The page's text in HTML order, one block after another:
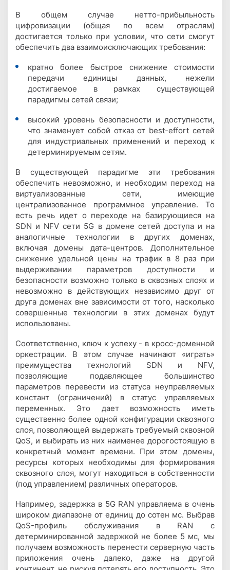
В общем случае нетто-прибыльность
цифровизации (общая по всем отраслям)
достигается только при условии, что сети смогут
обеспечить два взаимоисключающих требования:
кратно более быстрое снижение стоимости
передачи единицы данных, нежели
достигаемое в рамках существующей
парадигмы сетей связи;
высокий уровень безопасности и доступности,
что знаменует собой отказ от best-effort сетей
для индустриальных применений и переход к
детерминируемым сетям.
В существующей парадигме эти требования
обеспечить невозможно, и необходим переход на
виртуализованные сети, имеющие
централизованное программное управление. То
есть речь идет о переходе на базирующиеся на
SDN и NFV сети 5G в домене сетей доступа и на
аналогичные технологии в других доменах,
включая домены дата-центров. Дополнительное
снижение удельной цены на трафик в 8 раз при
выдерживании параметров доступности и
безопасности возможно только в сквозных слоях и
невозможно в действующих независимо друг от
друга доменах вне зависимости от того, насколько
совершенные технологии в этих доменах будут
использованы.
Соответственно, ключ к успеху - в кросс-доменной
оркестрации. В этом случае начинают «играть»
преимущества технологий SDN и NFV,
позволяющие подавляющее большинство
параметров перевести из статуса неуправляемых
констант (ограничений) в статус управляемых
переменных. Это дает возможность иметь
существенно более одной конфигурации сквозного
слоя, позволяющей выдержать требуемый сквозной
QoS, и выбирать из них наименее дорогостоящую в
конкретный момент времени. При этом домены,
ресурсы которых необходимы для формирования
сквозного слоя, могут находиться в собственности
(под управлением) различных операторов.
Например, задержка в 5G RAN управляема в очень
широком диапазоне от единиц до сотен мс. Выбрав
QoS-профиль обслуживания в RAN с
детерминированной задержкой не более 5 мс, мы
получаем возможность перенести серверную часть
приложения очень далеко, даже на другой